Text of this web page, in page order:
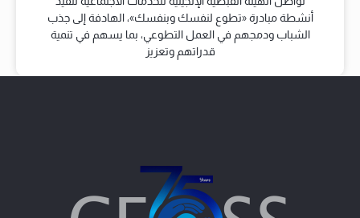
أنشطة مبادرة «تطوع لنفسك وبنفسك»، الهادفة إلى جذب
الشباب ودمجهم في العمل التطوعي، بما يسهم في تنمية
قدراتهم وتعزيز